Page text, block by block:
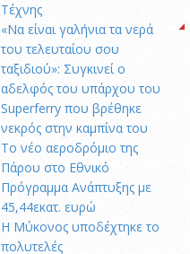
Τέχνης
«Να είναι γαλήνια τα νερά
του τελευταίου σου
ταξιδιού»: Συγκινεί ο
αδελφός του υπάρχου του
Superferry που βρέθηκε
νεκρός στην καμπίνα του
Το νέο αεροδρόμιο της
Πάρου στο Εθνικό
Πρόγραμμα Ανάπτυξης με
45,44εκατ. ευρώ
Η Μύκονος υποδέχτηκε το
πολυτελές